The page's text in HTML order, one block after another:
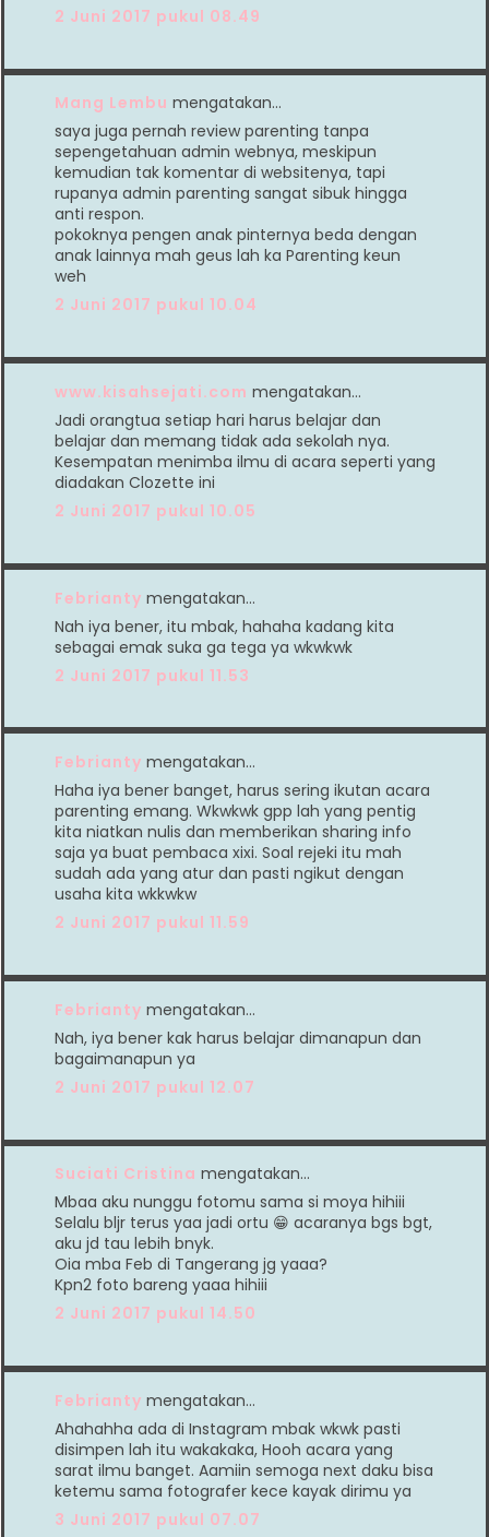
2 Juni 2017 pukul 08.49
Mang Lembu mengatakan…
saya juga pernah review parenting tanpa
sepengetahuan admin webnya, meskipun
kemudian tak komentar di websitenya, tapi
rupanya admin parenting sangat sibuk hingga
anti respon.
pokoknya pengen anak pinternya beda dengan
anak lainnya mah geus lah ka Parenting keun
weh
2 Juni 2017 pukul 10.04
www.kisahsejati.com mengatakan…
Jadi orangtua setiap hari harus belajar dan
belajar dan memang tidak ada sekolah nya.
Kesempatan menimba ilmu di acara seperti yang
diadakan Clozette ini
2 Juni 2017 pukul 10.05
Febrianty mengatakan…
Nah iya bener, itu mbak, hahaha kadang kita
sebagai emak suka ga tega ya wkwkwk
2 Juni 2017 pukul 11.53
Febrianty mengatakan…
Haha iya bener banget, harus sering ikutan acara
parenting emang. Wkwkwk gpp lah yang pentig
kita niatkan nulis dan memberikan sharing info
saja ya buat pembaca xixi. Soal rejeki itu mah
sudah ada yang atur dan pasti ngikut dengan
usaha kita wkkwkw
2 Juni 2017 pukul 11.59
Febrianty mengatakan…
Nah, iya bener kak harus belajar dimanapun dan
bagaimanapun ya
2 Juni 2017 pukul 12.07
Suciati Cristina mengatakan…
Mbaa aku nunggu fotomu sama si moya hihiii
Selalu bljr terus yaa jadi ortu 😁 acaranya bgs bgt,
aku jd tau lebih bnyk.
Oia mba Feb di Tangerang jg yaaa?
Kpn2​ foto bareng yaaa hihiii
2 Juni 2017 pukul 14.50
Febrianty mengatakan…
Ahahahha ada di Instagram mbak wkwk pasti
disimpen lah itu wakakaka, Hooh acara yang
sarat ilmu banget. Aamiin semoga next daku bisa
ketemu sama fotografer kece kayak dirimu ya
3 Juni 2017 pukul 07.07